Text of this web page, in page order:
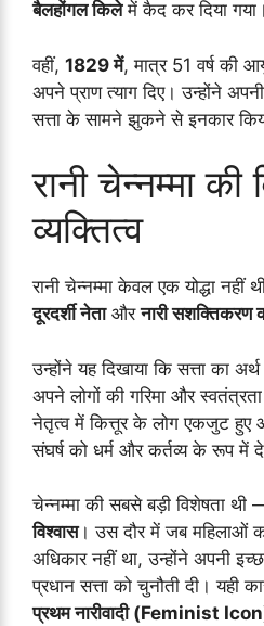
बैलहोंगल किलेमें कैद कर दिया गया।
वहीं, 1829 में, मात्र 51 वर्ष की
अपने प्राण त्याग दिए। उन्होंने
सत्ता के सामने झुकने से इनकार
रानी चेन्नम्मा की
व्यक्तित्व
रानी चेन्नम्मा केवल एक योद्धा नहीं
दूरदर्शी नेताऔरनारी सशक्तिकरण
उन्होंने यह दिखाया कि सत्ता का
अपने लोगों की गरिमा और
नेतृत्व में कित्तूर के लोग एकजुट हुए
संघर्ष को धर्म और कर्तव्य के रूप में
चेन्नम्मा की सबसे बड़ी विशेषता
विश्वास। उस दौर में जब महिलाओं
अधिकार नहीं था, उन्होंने अपनी
प्रधान सत्ता को चुनौती दी। यही
प्रथम नारीवादी (Feminist